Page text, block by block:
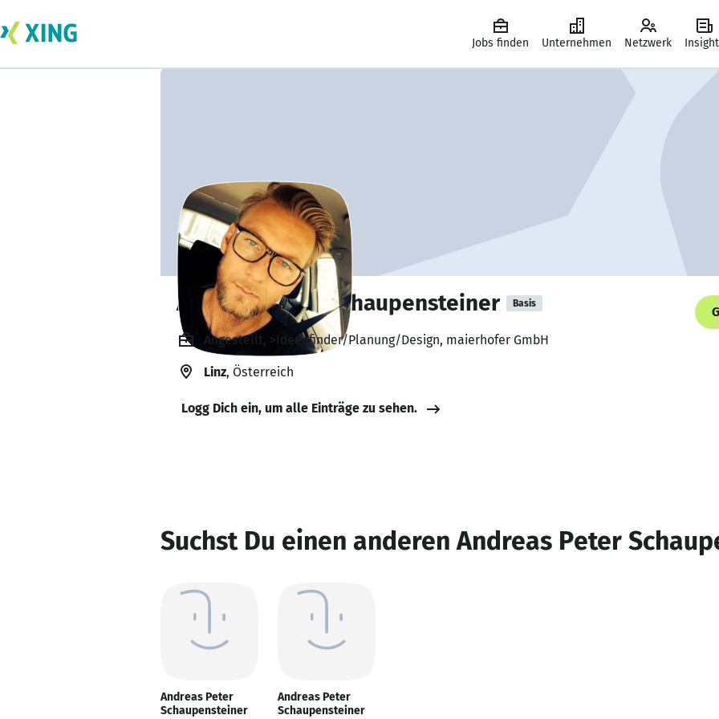
Jobs finden Unternehmen Netzwerk
Andreas Peter Schaupensteiner Basis
Angestellt, >Ideenfinder/Planung/Design, maierhofer GmbH
Linz, Österreich
Logg Dich ein, um alle Einträge zu sehen.
Suchst Du einen anderen Andreas Peter
Andreas Peter
Schaupensteiner
Andreas Peter
Schaupensteiner